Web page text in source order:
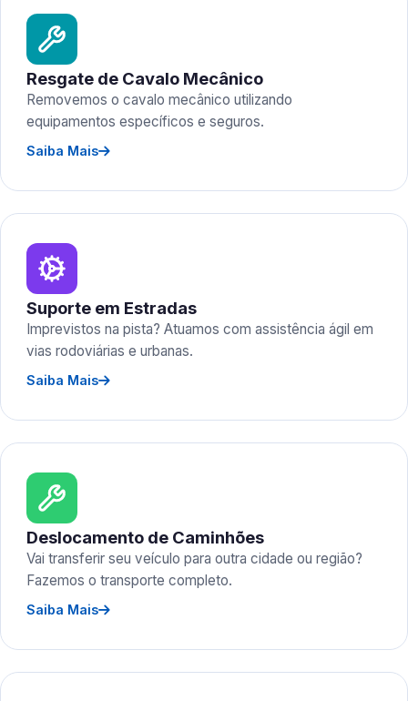
Resgate de Cavalo Mecânico
Removemos o cavalo mecânico utilizando
equipamentos específicos e seguros.
Saiba Mais
Suporte em Estradas
Imprevistos na pista? Atuamos com assistência ágil em
vias rodoviárias e urbanas.
Saiba Mais
Deslocamento de Caminhões
Vai transferir seu veículo para outra cidade ou região?
Fazemos o transporte completo.
Saiba Mais